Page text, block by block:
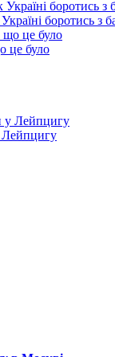
боротись з
це було
Лейпцигу